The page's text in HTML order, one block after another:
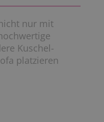
nur mit
Kuschel-
platzieren